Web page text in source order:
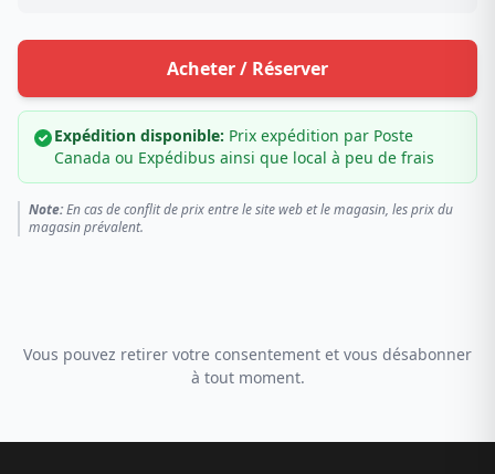
Acheter / Réserver
Expédition disponible: Prix expédition par Poste
Canada ou Expédibus ainsi que local à peu de frais
Note:En cas de conflit de prix entre le site web et le magasin, les prix du
magasin prévalent.
Vous pouvez retirer votre consentement et vous désabonner
à tout moment.